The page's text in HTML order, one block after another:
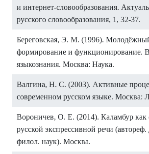
и интернет-словообразования.
русского словообразования, 1, 32-37.
Береговская, Э. М. (1996).
формирование и функционирование.
языкознания. Москва: Наука.
Валгина, Н. С. (2003). Активные
современном русском языке. Москва:
Вороничев, О. Е. (2014). Каламбур как
русской экспрессивной речи (автореф.
филол. наук). Москва.